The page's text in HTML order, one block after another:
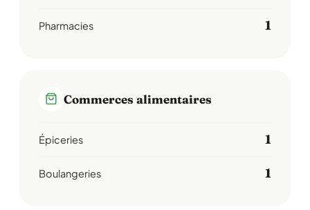
Pharmacies 1
Commerces alimentaires
Épiceries 1
Boulangeries 1